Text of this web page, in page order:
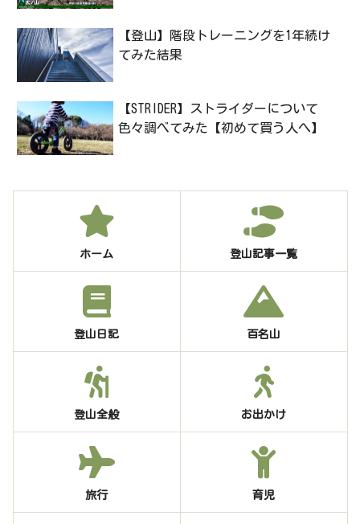
【登山】階段トレーニングを1年続け
てみた結果
【STRIDER】ストライダーについて
色々調べてみた【初めて買う人へ】
ホーム 登山記事一覧
登山日記 百名山
登山全般 お出かけ
旅行 育児